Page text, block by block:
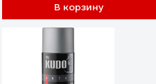
В корзину